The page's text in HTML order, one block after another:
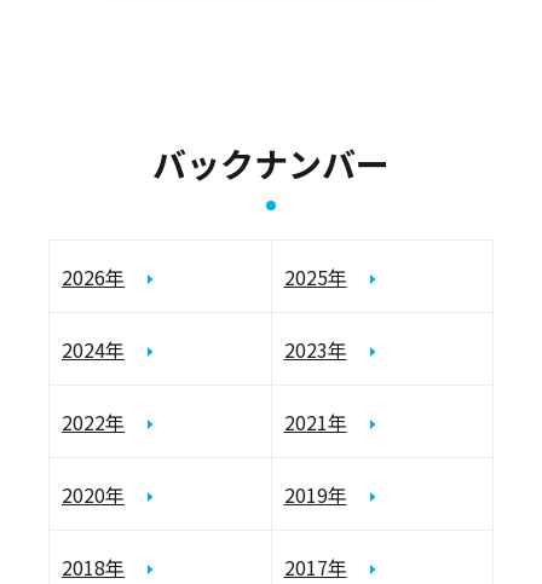
バックナンバー
2026年 2025年
2024年 2023年
2022年 2021年
2020年 2019年
2018年 2017年